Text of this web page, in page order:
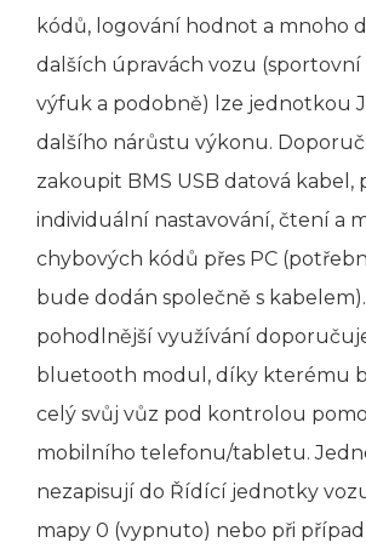
kódů, logování hodnot a mnoho
dalších úpravách vozu (sportovní
výfuk a podobně) lze jednotkou
dalšího nárůstu výkonu.
zakoupit BMS USB datová kabel,
individuální nastavování, čtení a
chybových kódů přes PC
bude dodán společně s
pohodlnější využívání
bluetooth modul, díky kterému
celý svůj vůz pod kontrolou
mobilního telefonu/tabletu.
nezapisují do Řídící jednotky
mapy 0 (vypnuto) nebo při